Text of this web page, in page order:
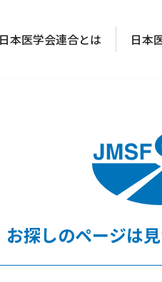
本医学会連合とは 日本
お探しのページは